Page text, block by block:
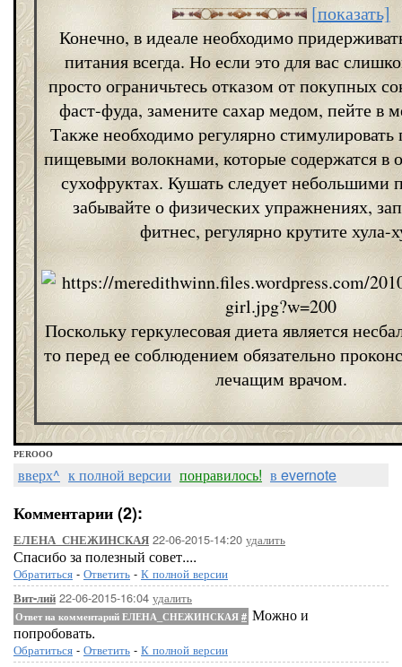
[показать]
Конечно, в идеале необходимо
питания всегда. Но если это для вас
просто ограничьтесь отказом от покупных
фаст-фуда, замените сахар медом, пейте в
Также необходимо регулярно стимулировать
пищевыми волокнами, которые содержатся в
сухофруктах. Кушать следует небольшими
забывайте о физических упражнениях,
фитнес, регулярно крутите хула-
Поскольку геркулесовая диета является
то перед ее соблюдением обязательно
лечащим врачом.
PEROOO
вверх^ к полной версии понравилось! в evernote
Комментарии (2):
ЕЛЕНА_СНЕЖИНСКАЯ 22-06-2015-14:20 удалить
Спасибо за полезный совет....
Обратиться - Ответить - К полной версии
Вит-лий 22-06-2015-16:04 удалить
Ответ на комментарий ЕЛЕНА_СНЕЖИНСКАЯ # Можно и
попробовать.
Обратиться - Ответить - К полной версии